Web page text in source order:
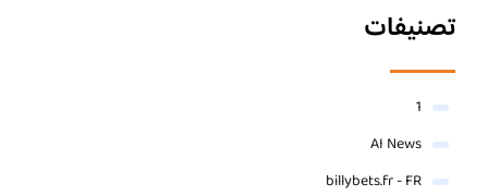
تصنيفات
1
AI News
billybets.fr - FR